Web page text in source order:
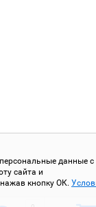
данные с
сайта и
кнопку ОК.